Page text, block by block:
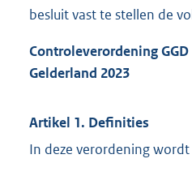
besluit vast te stellen de
Controleverordening
Gelderland 2023
Artikel 1. Definities
In deze verordening